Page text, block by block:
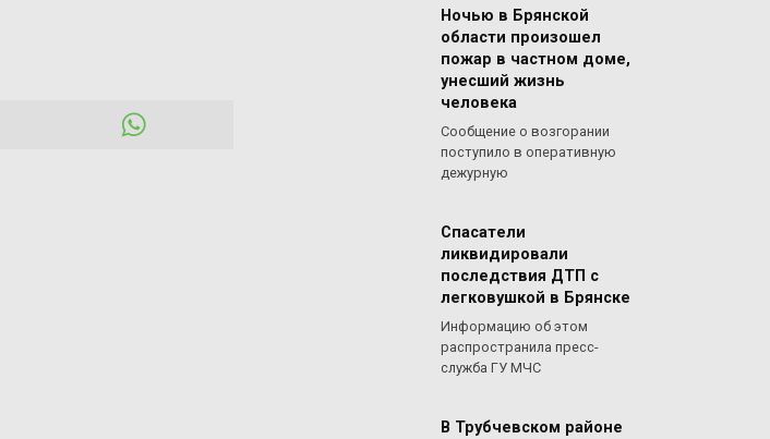
Ночью в Брянской
области произошел
пожар в частном доме,
унесший жизнь
человека
Сообщение о возгорании
поступило в оперативную
дежурную
Спасатели
ликвидировали
последствия ДТП с
легковушкой в Брянске
Информацию об этом
распространила пресс-
служба ГУ МЧС
В Трубчевском районе